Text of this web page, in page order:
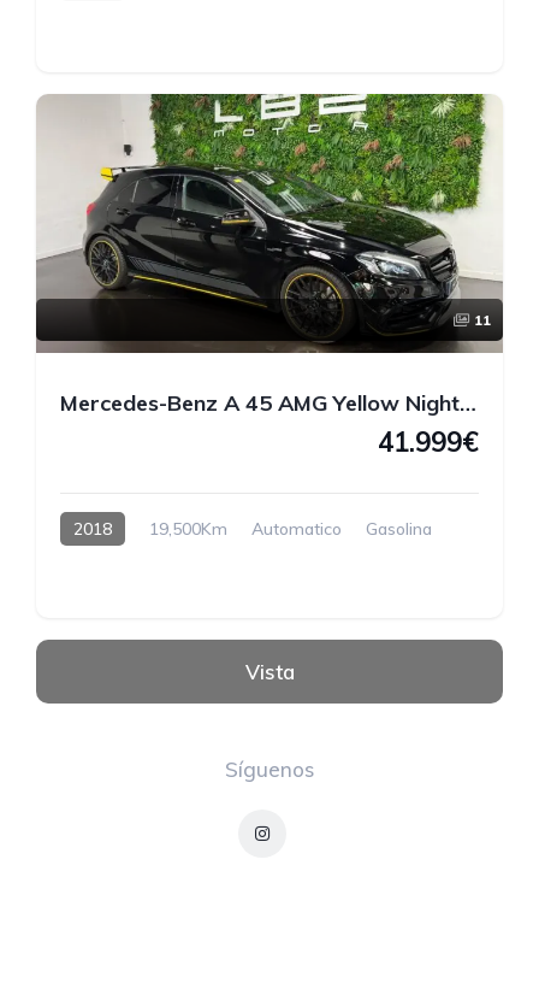
11
Mercedes-Benz A 45 AMG Yellow Night Edition 4MATIC 381 CV
41.999€
2018 19,500Km Automatico Gasolina
Síguenos
Vista